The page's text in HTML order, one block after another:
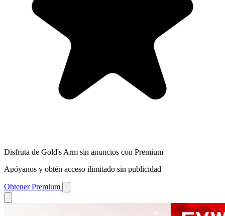
Disfruta de Gold's Arm sin anuncios con Premium
Apóyanos y obtén acceso ilimitado sin publicidad
Obtener Premium